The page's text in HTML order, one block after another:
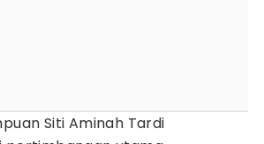
Siti Aminah Tardi